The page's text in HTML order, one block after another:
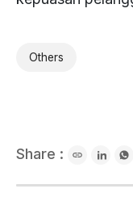
Others
Share :